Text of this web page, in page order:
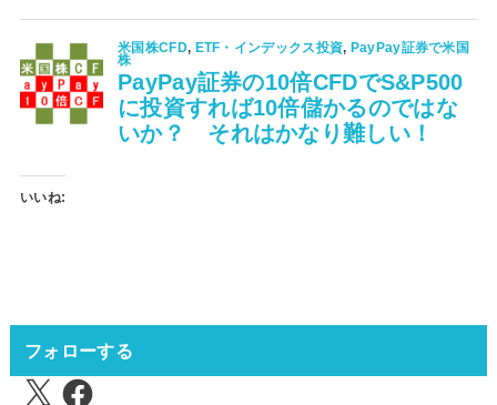
いいね:
フォローする
X Facebook